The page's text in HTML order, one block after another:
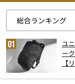
ユ
ー
【